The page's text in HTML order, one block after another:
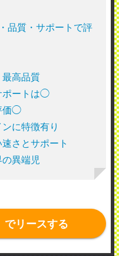
品質・サポートで評
高品質
ポートは◯
価◯
に特徴有り
さとサポート
異端児
でリースする